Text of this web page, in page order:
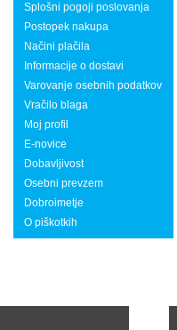
Splošni pogoji poslovanja
Postopek nakupa
Načini plačila
Informacije o dostavi
Varovanje osebnih podatkov
Vračilo blaga
Moj profil
E-novice
Dobavljivost
Osebni prevzem
Dobroimetje
O piškotkih